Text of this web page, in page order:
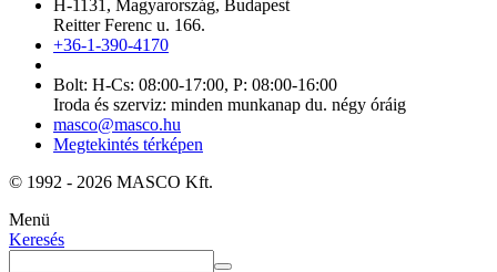
H-1131, Magyarország, Budapest
Reitter Ferenc u. 166.
+36-1-390-4170
Bolt: H-Cs: 08:00-17:00, P: 08:00-16:00
Iroda és szerviz: minden munkanap du. négy óráig
masco@masco.hu
Megtekintés térképen
© 1992 - 2026 MASCO Kft.
Menü
Keresés